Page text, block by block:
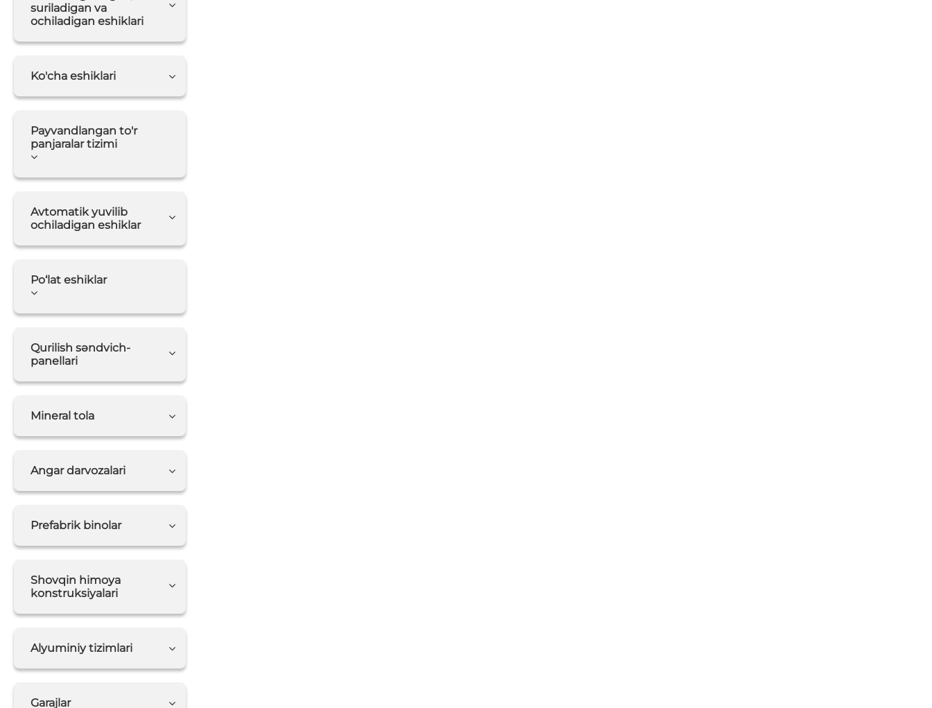
suriladigan va
ochiladigan eshiklari
Ko'cha eshiklari
Payvandlangan to'r
panjaralar tizimi
Avtomatik yuvilib
ochiladigan eshiklar
Po‘lat eshiklar
Qurilish səndvich-
panellari
Mineral tola
Angar darvozalari
Prefabrik binolar
Shovqin himoya
konstruksiyalari
Alyuminiy tizimlari
Garajlar